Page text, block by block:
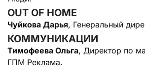
OUT OF HOME
Чуйкова Дарья, Генеральный
КОММУНИКАЦИИ
Тимофеева Ольга, Директор по
ГПМ Реклама.